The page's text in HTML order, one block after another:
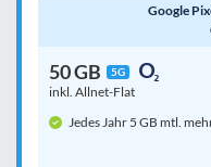
Google
50 GB 5G
inkl. Allnet-Flat
Jedes Jahr 5 GB mtl.